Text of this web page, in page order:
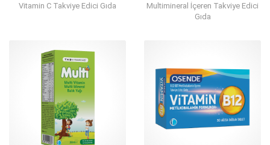
Vitamin C Takviye Edici Gıda
Multimineral İçeren Takviye Edici
Gıda